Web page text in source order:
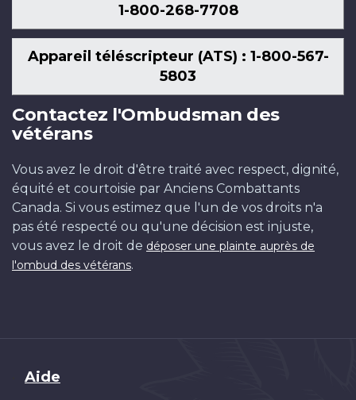
1-800-268-7708
Appareil téléscripteur (ATS) : 1-800-567-
5803
Contactez l'Ombudsman des
vétérans
Vous avez le droit d'être traité avec respect, dignité,
équité et courtoisie par Anciens Combattants
Canada. Si vous estimez que l'un de vos droits n'a
pas été respecté ou qu'une décision est injuste,
vous avez le droit de déposer une plainte auprès de
l'ombud des vétérans.
Brand
Aide